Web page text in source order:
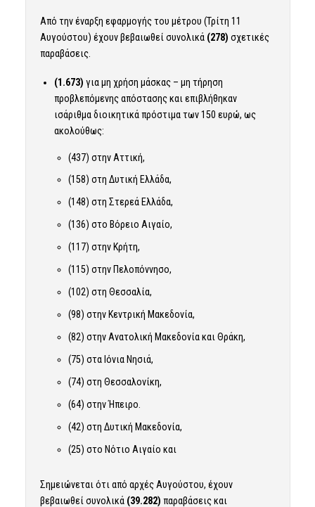
Από την έναρξη εφαρμογής του μέτρου (Τρίτη 11
Αυγούστου) έχουν βεβαιωθεί συνολικά (278) σχετικές
παραβάσεις.
(1.673) για μη χρήση μάσκας – μη τήρηση
προβλεπόμενης απόστασης και επιβλήθηκαν
ισάριθμα διοικητικά πρόστιμα των 150 ευρώ, ως
ακολούθως:
(437) στην Αττική,
(158) στη Δυτική Ελλάδα,
(148) στη Στερεά Ελλάδα,
(136) στο Βόρειο Αιγαίο,
(117) στην Κρήτη,
(115) στην Πελοπόννησο,
(102) στη Θεσσαλία,
(98) στην Κεντρική Μακεδονία,
(82) στην Ανατολική Μακεδονία και Θράκη,
(75) στα Ιόνια Νησιά,
(74) στη Θεσσαλονίκη,
(64) στην Ήπειρο.
(42) στη Δυτική Μακεδονία,
(25) στο Νότιο Αιγαίο και
Σημειώνεται ότι από αρχές Αυγούστου, έχουν
βεβαιωθεί συνολικά (39.282) παραβάσεις και